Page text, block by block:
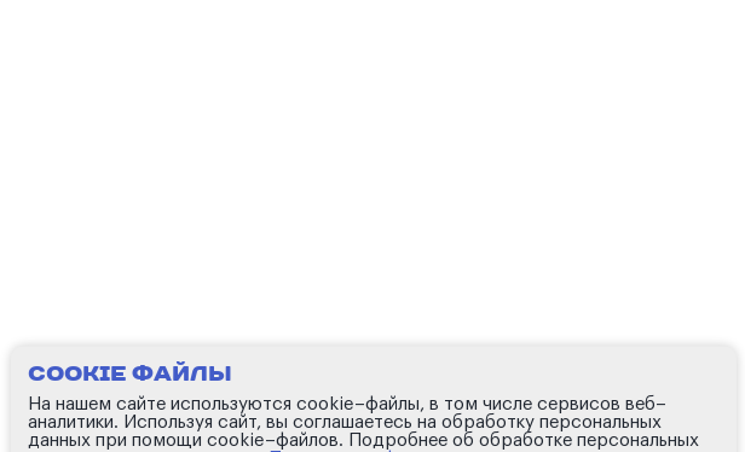
Cookie файлы
На нашем сайте используются cookie–файлы, в том числе сервисов веб–
аналитики. Используя сайт, вы соглашаетесь на обработку персональных
данных при помощи cookie–файлов. Подробнее об обработке персональных